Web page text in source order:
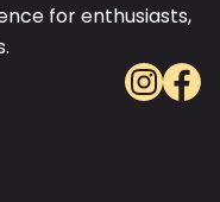
for enthusiasts,